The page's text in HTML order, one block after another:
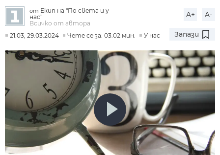
от Екип на "По света и у
нас"
Всичко от автора
A+ A-
21:03, 29.03.2024 Чете се за: 03:02 мин. У нас Запази